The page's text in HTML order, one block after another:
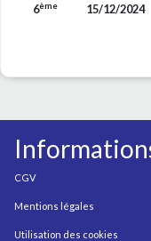
6ème 15/12/2024
CGV
Mentions légales
Utilisation des cookies